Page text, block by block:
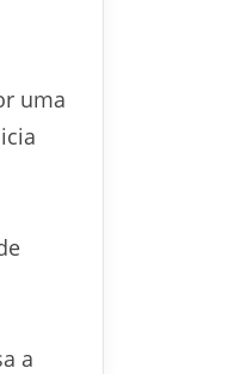
uma
a